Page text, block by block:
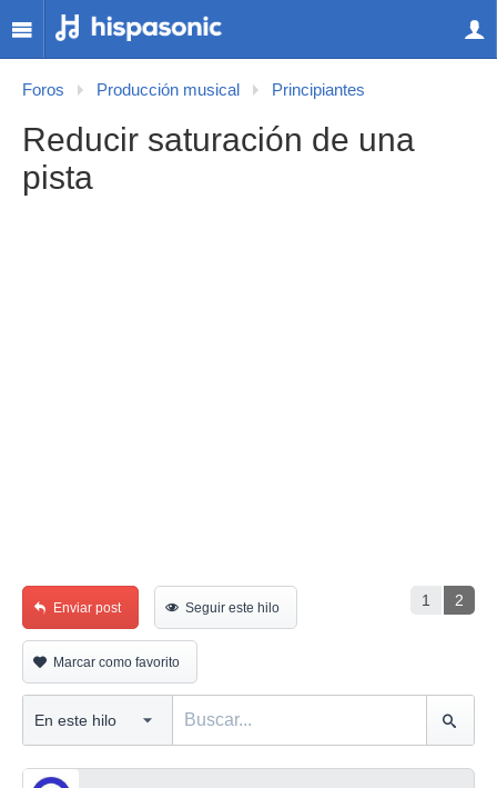
Foros Producción musical Principiantes
Reducir saturación de una
pista
1 2
Enviar post Seguir este hilo
Marcar como favorito